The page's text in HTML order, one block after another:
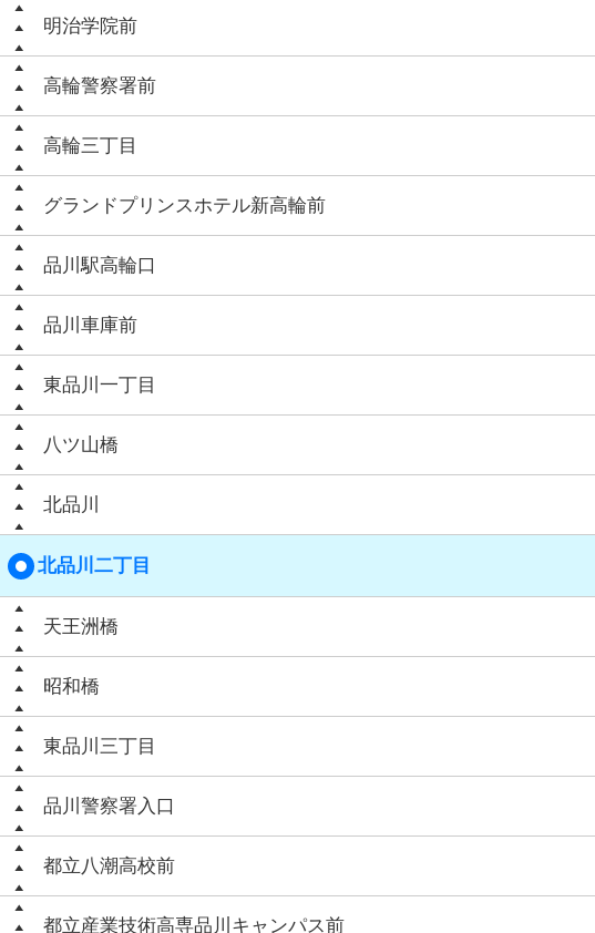
明治学院前
高輪警察署前
高輪三丁目
グランドプリンスホテル新高輪前
品川駅高輪口
品川車庫前
東品川一丁目
八ツ山橋
北品川
北品川二丁目
天王洲橋
昭和橋
東品川三丁目
品川警察署入口
都立八潮高校前
都立産業技術高専品川キャンパス前